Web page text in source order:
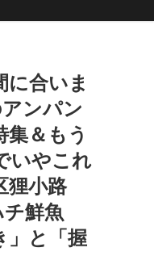
に合いま
ンパン
集＆もう
いやこれ
狸小路
鮮魚
」と「握